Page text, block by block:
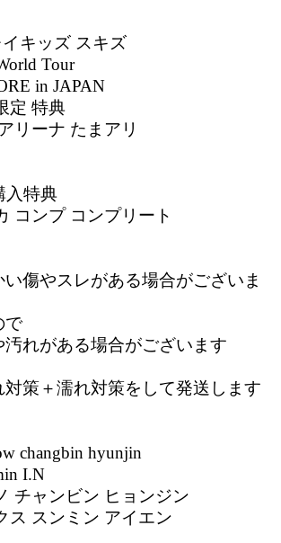
キッズ スキズ
Tour
in JAPAN
定 特典
リーナ たまアリ
入特典
コンプ コンプリート
傷やスレがある場合がございま
で
汚れがある場合がございます
対策＋濡れ対策をして発送します
changbin hyunjin
I.N
チャンビン ヒョンジン
ス スンミン アイエン